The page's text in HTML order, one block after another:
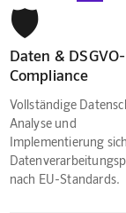
🛡️
Daten & DSGVO-
Compliance
Vollständige
Analyse und
Implementierung
nach EU-Standards.